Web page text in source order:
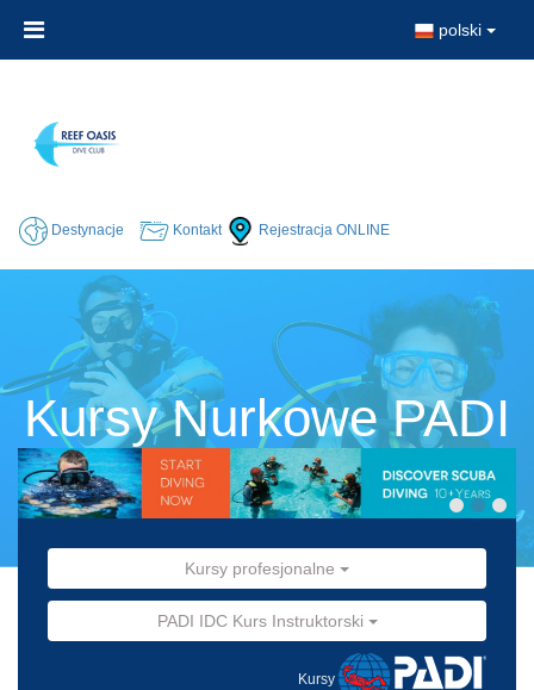
polski
Destynacje Kontakt Rejestracja ONLINE
Kursy Nurkowe PADI
Kursy profesjonalne
PADI IDC Kurs Instruktorski
Kursy